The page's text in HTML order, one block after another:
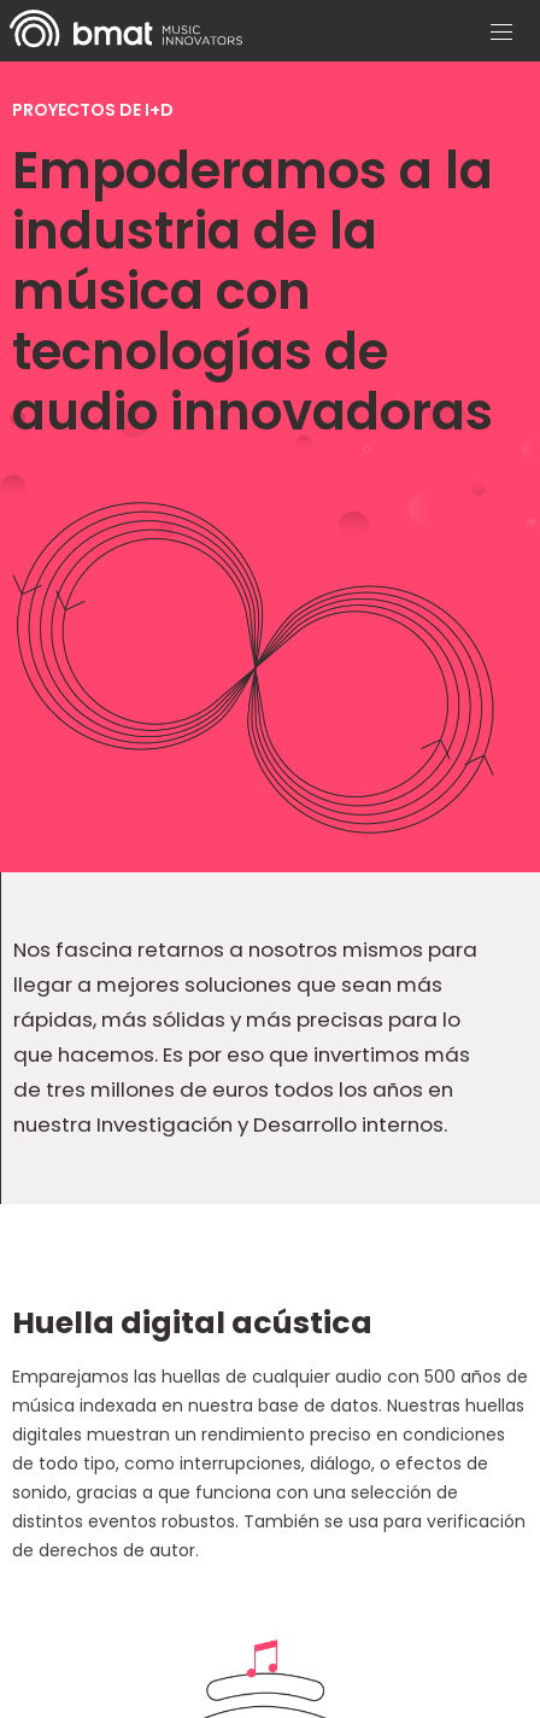
PROYECTOS DE I+D
Empoderamos a la
industria de la
música con
tecnologías de
audio innovadoras
Nos fascina retarnos a nosotros mismos para
llegar a mejores soluciones que sean más
rápidas, más sólidas y más precisas para lo
que hacemos. Es por eso que invertimos más
de tres millones de euros todos los años en
nuestra Investigación y Desarrollo internos.
Huella digital acústica
Emparejamos las huellas de cualquier audio con 500 años de
música indexada en nuestra base de datos. Nuestras huellas
digitales muestran un rendimiento preciso en condiciones
de todo tipo, como interrupciones, diálogo, o efectos de
sonido, gracias a que funciona con una selección de
distintos eventos robustos. También se usa para verificación
de derechos de autor.